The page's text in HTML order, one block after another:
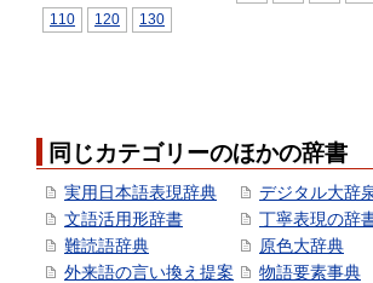
110
120 130
同じカテゴリーのほかの辞書
実用日本語表現辞典
文語活用形辞書
難読語辞典
外来語の言い換え提案
デジタル大辞
丁寧表現の辞
原色大辞典
物語要素事典